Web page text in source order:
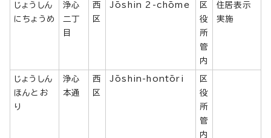
じょうしん
にちょうめ
浄心
二丁
目
西
区
Jōshin 2-chōme
区
役
所
管
内
住居表示
実施
じょうしん
ほんとお
り
浄心
本通
西
区
Jōshin-hontōri
区
役
所
管
内